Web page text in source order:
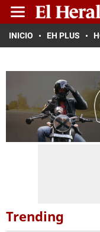
INICIO EH PLUS
Trending